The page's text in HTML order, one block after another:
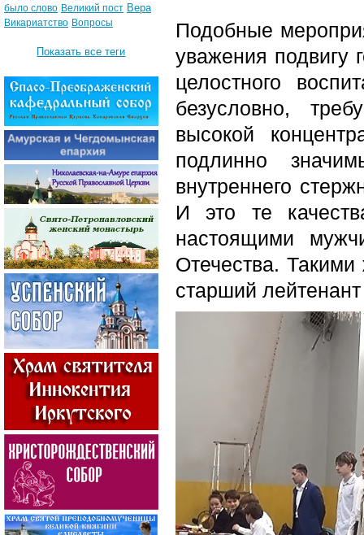
Подобные
уважения подвигу
целостного
безусловно,
высокой
подлинно
внутреннего
И это те
настоящими
Отечества.
старший
было слово Великий пост Вера
Викариатство Вопросы
Показать все теги